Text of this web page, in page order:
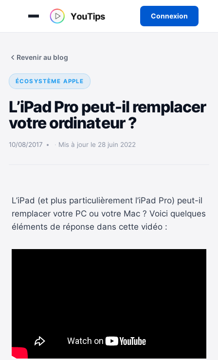
Connexion
Revenir au blog
ÉCOSYSTÈME APPLE
L’iPad Pro peut-il remplacer
votre ordinateur ?
10/08/2017 Mis à jour le 28 juin 2022
L’iPad (et plus particulièrement l’iPad Pro) peut-il
remplacer votre PC ou votre Mac ? Voici quelques
éléments de réponse dans cette vidéo :